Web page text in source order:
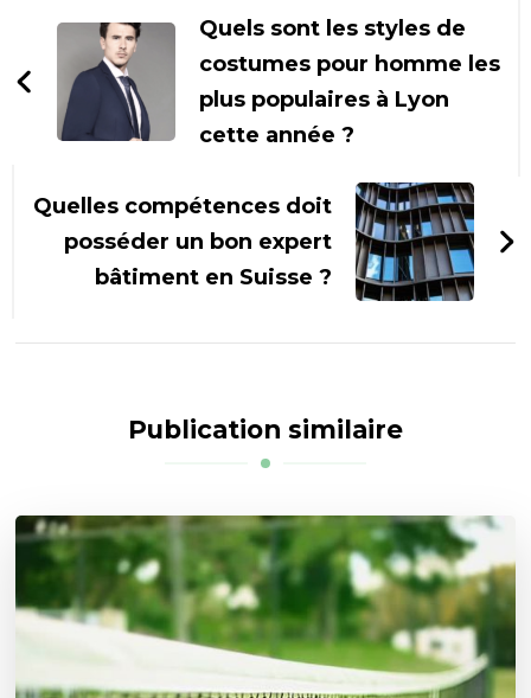
d'article
Quels sont les styles de
costumes pour homme les
plus populaires à Lyon
cette année ?
Quelles compétences doit
posséder un bon expert
bâtiment en Suisse ?
Publication similaire